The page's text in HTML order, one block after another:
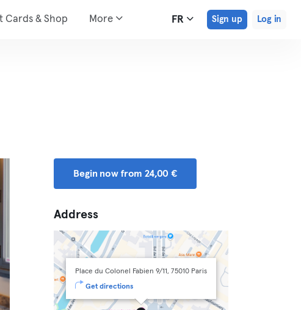
Cards & Shop More FR Sign up Log in
Begin now from 24,00 €
Address
Place du Colonel Fabien 9/11, 75010 Paris
Get directions